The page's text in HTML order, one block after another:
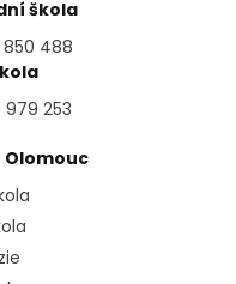
škola
488
253
Olomouc